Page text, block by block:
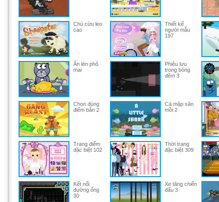
Chú cừu leo
cao
Thiết kế
người mẫu
197
Ăn lén phô
mai
Phiêu lưu
trong bóng
đêm 3
Chọn đúng
điểm bắn 2
Cá mập săn
mồi 2
Trang điểm
đặc biệt 102
Thời trang
đặc biệt 309
Kết nối
đường ống
30
Xe tăng chiến
đấu 3